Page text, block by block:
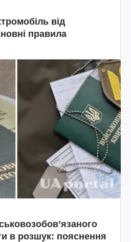
від
правила
в розшук: пояснення